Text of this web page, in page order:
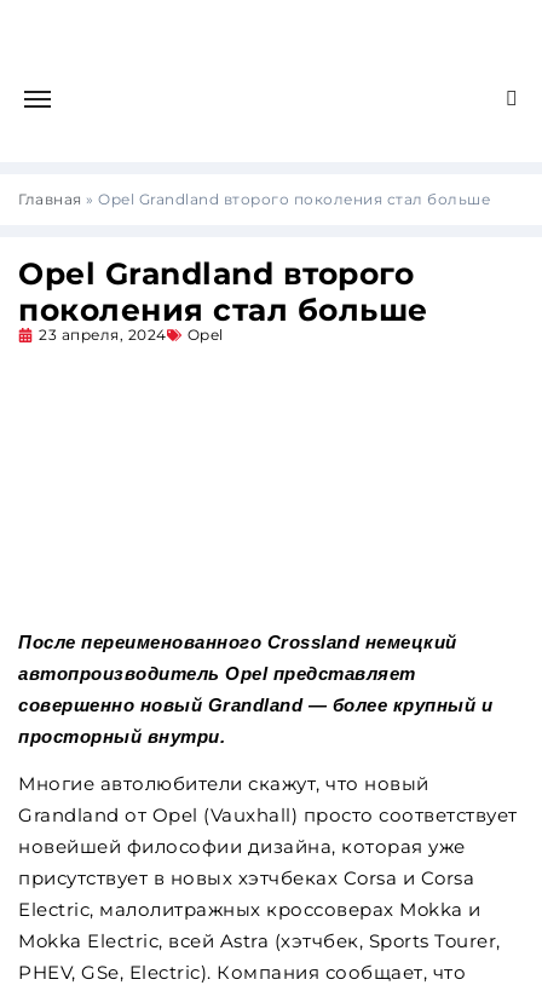
Главная » Opel Grandland второго поколения стал больше
Opel Grandland второго
поколения стал больше
23 апреля, 2024 Opel
После переименованного Crossland немецкий
автопроизводитель Opel представляет
совершенно новый Grandland — более крупный и
просторный внутри.
Многие автолюбители скажут, что новый
Grandland от Opel (Vauxhall) просто соответствует
новейшей философии дизайна, которая уже
присутствует в новых хэтчбеках Corsa и Corsa
Electric, малолитражных кроссоверах Mokka и
Mokka Electric, всей Astra (хэтчбек, Sports Tourer,
PHEV, GSe, Electric). Компания сообщает, что